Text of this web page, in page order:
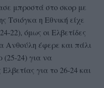
μπροστά στο σκορ με
Τσιόγκα η Εθνική είχε
22), όμως οι Ελβετίδες
Ανθούλη έφερε και πάλι
24) για να
για το 26-24 και